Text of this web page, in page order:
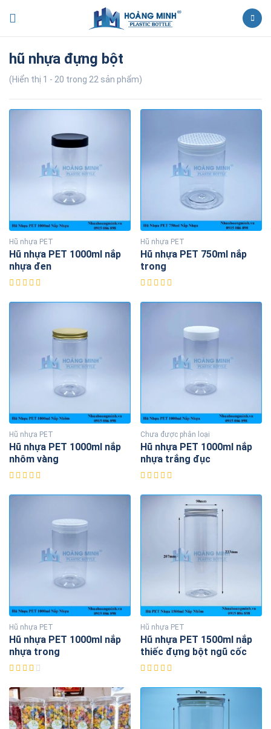
hũ nhựa đựng bột
(Hiển thị 1 - 20 trong 22 sản phẩm)
Hũ nhựa PET
Hũ nhựa PET 1000ml nắp
nhựa đen
Hũ nhựa PET
Hũ nhựa PET 750ml nắp
trong
Hũ nhựa PET
Hũ nhựa PET 1000ml nắp
nhôm vàng
Chưa được phân loại
Hũ nhựa PET 1000ml nắp
nhựa trắng đục
Hũ nhựa PET
Hũ nhựa PET 1000ml nắp
nhựa trong
Hũ nhựa PET
Hũ nhựa PET 1500ml nắp
thiếc đựng bột ngũ cốc